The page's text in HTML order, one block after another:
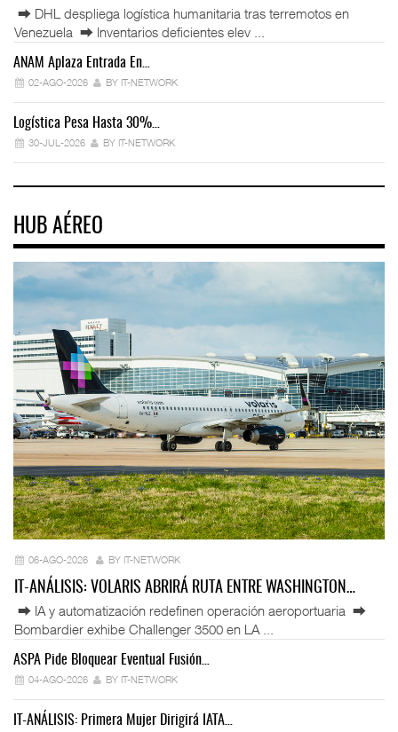
⮕ DHL despliega logística humanitaria tras terremotos en
Venezuela ⮕ Inventarios deficientes elev ...
ANAM Aplaza Entrada En…
02-AGO-2026 BY IT-NETWORK
Logística Pesa Hasta 30%…
30-JUL-2026 BY IT-NETWORK
HUB AÉREO
06-AGO-2026 BY IT-NETWORK
IT-ANÁLISIS: VOLARIS ABRIRÁ RUTA ENTRE WASHINGTON…
⮕ IA y automatización redefinen operación aeroportuaria ⮕
Bombardier exhibe Challenger 3500 en LA ...
ASPA Pide Bloquear Eventual Fusión…
04-AGO-2026 BY IT-NETWORK
IT-ANÁLISIS: Primera Mujer Dirigirá IATA…